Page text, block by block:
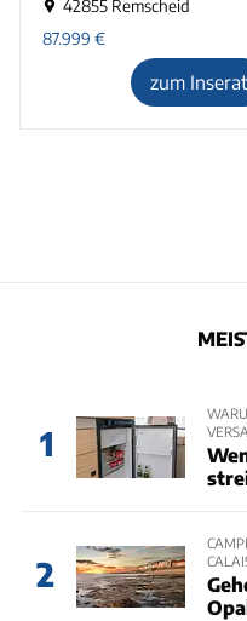
42855 Remscheid
87.999 €
zum Inserat
1
2